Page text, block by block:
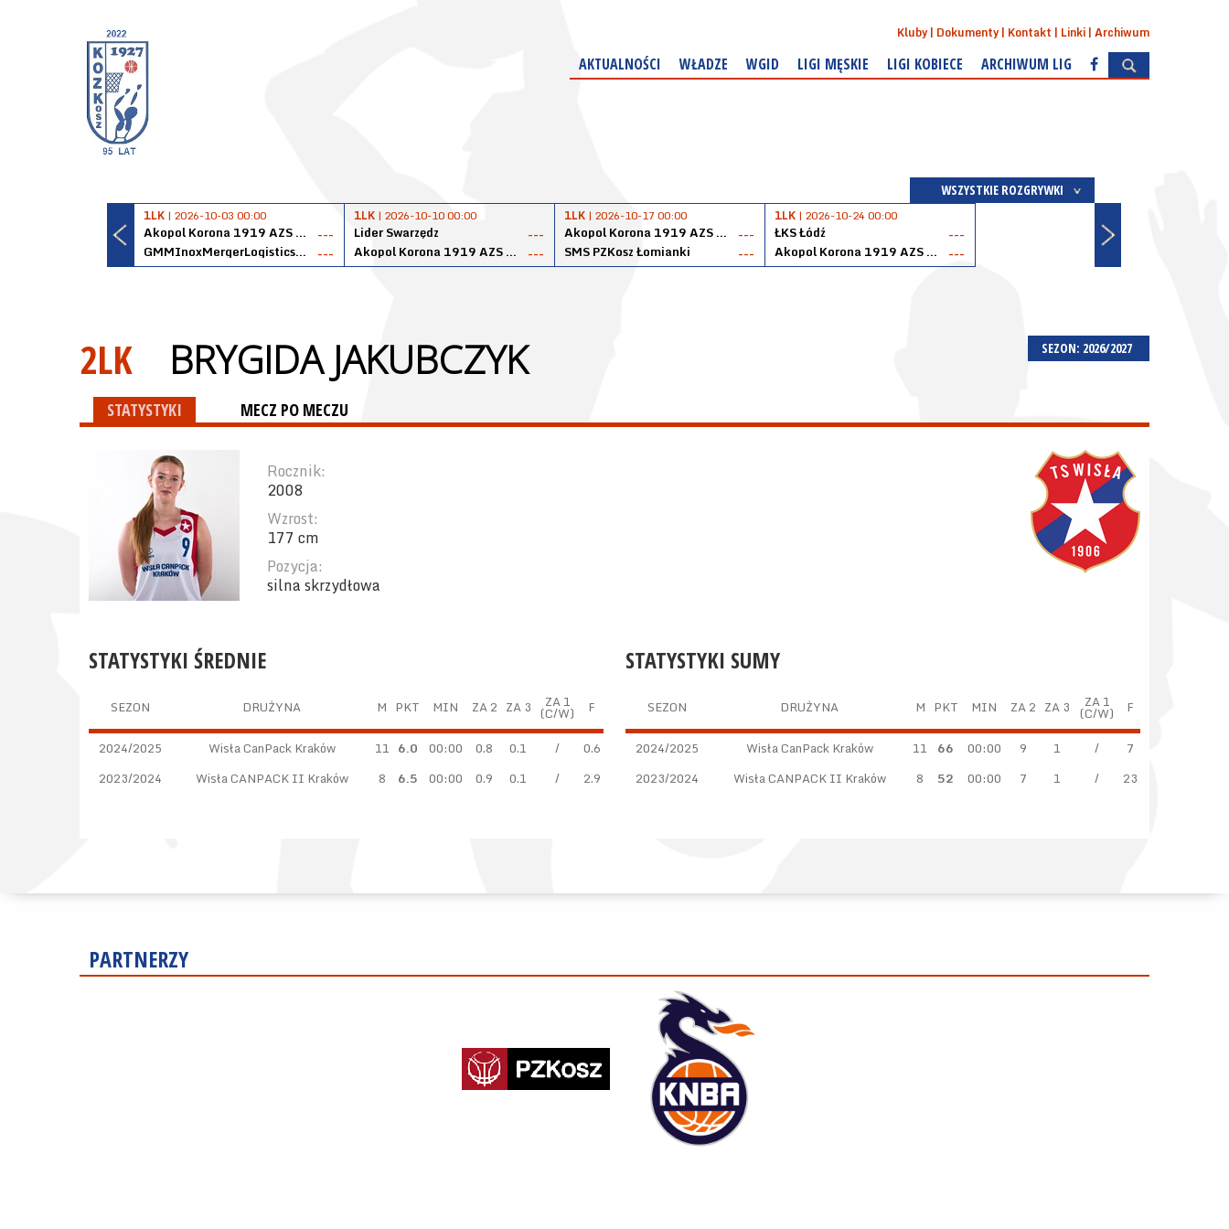
Kluby Dokumenty Kontakt Linki Archiwum
AKTUALNOŚCI WŁADZE WGID LIGI MĘSKIE LIGI KOBIECE ARCHIWUM LIG
WSZYSTKIE ROZGRYWKI
1LK | 2026-10-03 00:00
Akopol Korona 1919 AZS PK Kraków
---
GMMInoxMergerLogisticsPanteryŁańcut
---
1LK | 2026-10-10 00:00
Lider Swarzędz
---
Akopol Korona 1919 AZS PK Kraków
---
1LK | 2026-10-17 00:00
Akopol Korona 1919 AZS PK Kraków
---
SMS PZKosz Łomianki
---
1LK | 2026-10-24 00:00
ŁKS Łódź
---
Akopol Korona 1919 AZS PK Kraków
---
SEZON: 2026/2027
2LK BRYGIDA JAKUBCZYK
STATYSTYKI MECZ PO MECZU
Rocznik:
2008
Wzrost:
177 cm
Pozycja:
silna skrzydłowa
STATYSTYKI SUMY
SEZON DRUŻYNA M PKT MIN ZA 2 ZA 3 ZA 1
(C/W) F
2024/2025 Wisła CanPack Kraków 11 66 00:00 9 1 /
7
2023/2024
Wisła CANPACK II Kraków 8 52 00:00 7 1 / 23
STATYSTYKI ŚREDNIE
SEZON DRUŻYNA M PKT MIN ZA 2 ZA 3 ZA 1
(C/W) F
2024/2025 Wisła CanPack Kraków 11 6.0 00:00 0.8 0.1 /
0.6
2023/2024
Wisła CANPACK II Kraków 8 6.5 00:00 0.9 0.1 / 2.9
PARTNERZY